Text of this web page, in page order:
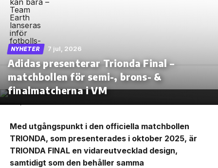
NYHETER 7 jul, 2026
Adidas presenterar Trionda Final –
matchbollen för semi-, brons- &
finalmatcherna i VM
Med utgångspunkt i den officiella matchbollen
TRIONDA, som presenterades i oktober 2025, är
TRIONDA FINAL en vidareutvecklad design,
samtidigt som den behåller samma